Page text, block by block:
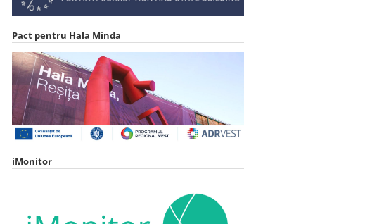
Pact pentru Hala Minda
iMonitor